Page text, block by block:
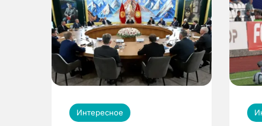
Интересное